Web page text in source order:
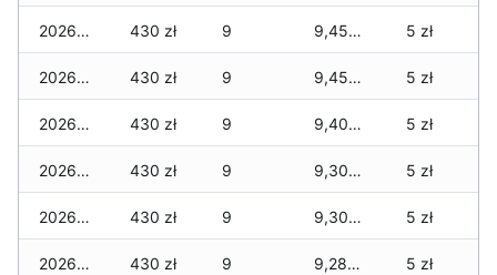
2026-07-04 430 zł 9 9,450 zł 5 zł
2026-07-03 430 zł 9 9,450 zł 5 zł
2026-07-02 430 zł 9 9,400 zł 5 zł
2026-07-01 430 zł 9 9,300 zł 5 zł
2026-06-30 430 zł 9 9,300 zł 5 zł
2026-06-28 430 zł 9 9,280 zł 5 zł